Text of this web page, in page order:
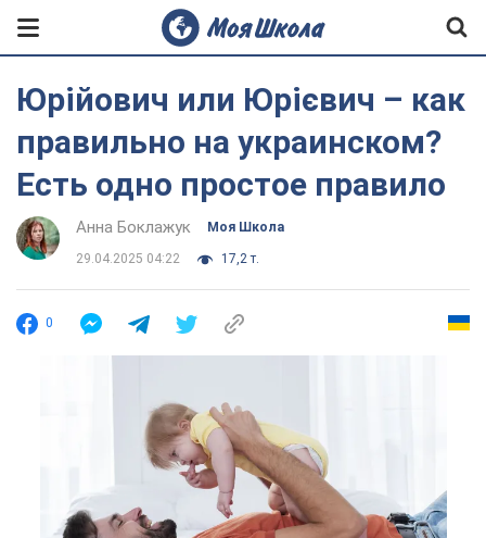
Юрійович или Юрієвич – как
правильно на украинском?
Есть одно простое правило
Анна Боклажук Моя Школа
29.04.2025 04:22 17,2 т.
0